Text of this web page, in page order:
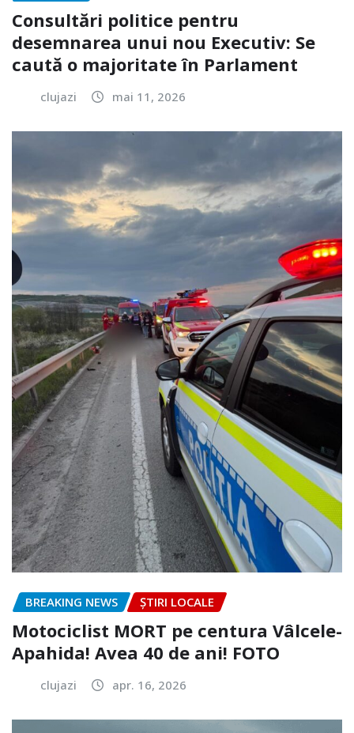
Consultări politice pentru
desemnarea unui nou Executiv: Se
caută o majoritate în Parlament
clujazi mai 11, 2026
BREAKING NEWS ȘTIRI LOCALE
Motociclist MORT pe centura Vâlcele-
Apahida! Avea 40 de ani! FOTO
clujazi apr. 16, 2026